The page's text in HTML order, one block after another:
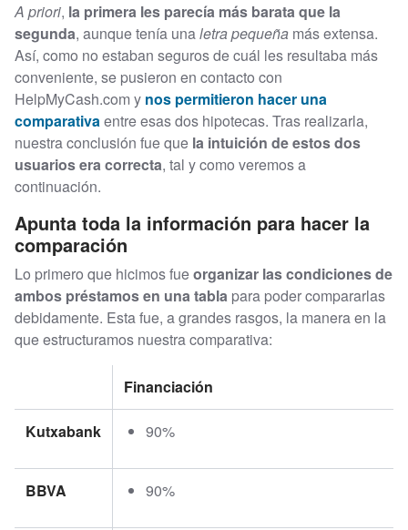
A priori, la primera les parecía más barata que la
segunda, aunque tenía unaletra pequeña más extensa.
Así, como no estaban seguros de cuál les resultaba más
conveniente, se pusieron en contacto con
HelpMyCash.com y nos permitieron hacer una
comparativaentre esas dos hipotecas. Tras realizarla,
nuestra conclusión fue que la intuición de estos dos
usuarios era correcta, tal y como veremos a
continuación.
Apunta toda la información para hacer la
comparación
Lo primero que hicimos fueorganizar las condiciones de
ambos préstamos en una tabla para poder compararlas
debidamente. Esta fue, a grandes rasgos, la manera en la
que estructuramos nuestra comparativa:
Financiación
Kutxabank 90%
BBVA 90%